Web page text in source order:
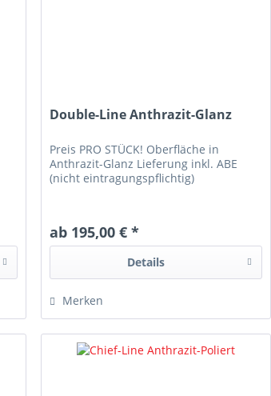
Double-Line Anthrazit-Glanz
Preis PRO STÜCK! Oberfläche in
Anthrazit-Glanz Lieferung inkl. ABE
(nicht eintragungspflichtig)
ab 195,00 € *
Details
Merken